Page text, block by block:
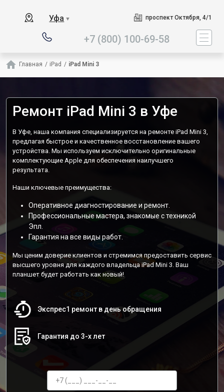
Уфа ▼ проспект Октября, 4/1
+7 (800) 100-69-58
Главная / iPad / iPad Mini 3
Ремонт iPad Mini 3 в Уфе
В Уфе, наша компания специализируется на ремонте iPad Mini 3,
предлагая быстрое и качественное восстановление вашего
устройства. Мы используем исключительно оригинальные
комплектующие Apple для обеспечения наилучшего
результата.
Наши ключевые преимущества:
Оперативное диагностирование и ремонт.
Профессиональные мастера, знакомые с техникой
Эпл.
Гарантия на все виды работ.
Мы ценим доверие клиентов и стремимся предоставить сервис
высшего уровня для каждого владельца iPad Mini 3. Ваш
планшет будет работать как новый!
Экспрес1 ремонт в день обращения
Гарантия до 3-х лет